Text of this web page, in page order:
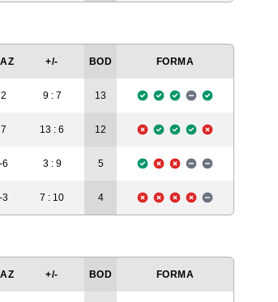
+/- BOD FORMA
2 9 : 7 13
7 13 : 6 12
-6 3 : 9 5
-3 7 : 10 4
+/- BOD FORMA